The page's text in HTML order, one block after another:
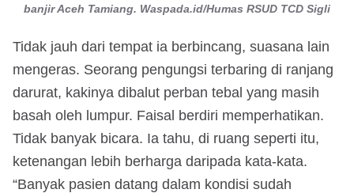
banjir Aceh Tamiang. Waspada.id/Humas RSUD TCD Sigli
Tidak jauh dari tempat ia berbincang, suasana lain
mengeras. Seorang pengungsi terbaring di ranjang
darurat, kakinya dibalut perban tebal yang masih
basah oleh lumpur. Faisal berdiri memperhatikan.
Tidak banyak bicara. Ia tahu, di ruang seperti itu,
ketenangan lebih berharga daripada kata-kata.
“Banyak pasien datang dalam kondisi sudah